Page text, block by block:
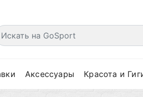
Аксессуары Красота и